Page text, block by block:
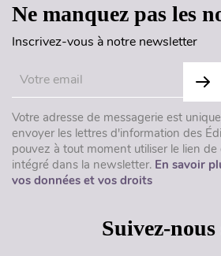
Ne manquez pas les
Inscrivez-vous à notre newsletter
Votre adresse de messagerie est
envoyer les lettres d'information des
pouvez à tout moment utiliser le lien
intégré dans la newsletter. En savoir
vos données et vos droits
Suivez-